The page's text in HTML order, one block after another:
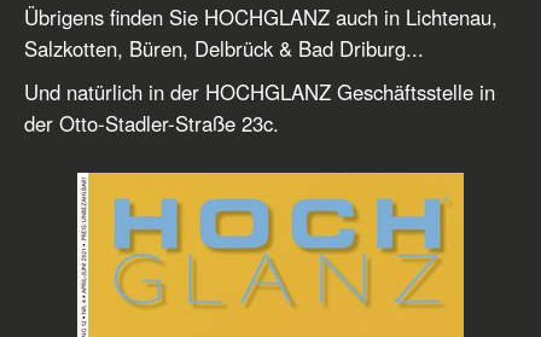
Übrigens finden Sie HOCHGLANZ auch in Lichtenau,
Salzkotten, Büren, Delbrück & Bad Driburg...
Und natürlich in der HOCHGLANZ Geschäftsstelle in
der Otto-Stadler-Straße 23c.